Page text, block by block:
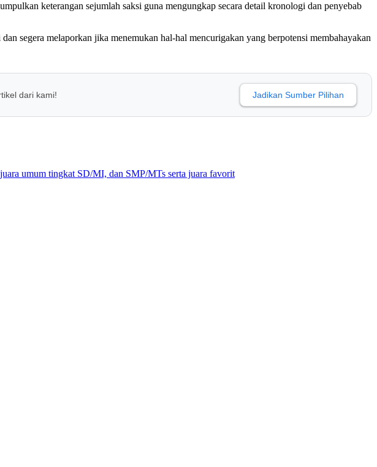
keterangan sejumlah saksi guna mengungkap secara detail kronologi dan penyebab
segera melaporkan jika menemukan hal-hal mencurigakan yang berpotensi membahayakan
dari kami! Jadikan Sumber Pilihan